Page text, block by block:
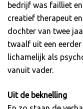
bedrijf was failliet
creatief therapeut
dochter van twee
twaalf uit een
lichamelijk als
vanuit vader.
Uit de beknelling